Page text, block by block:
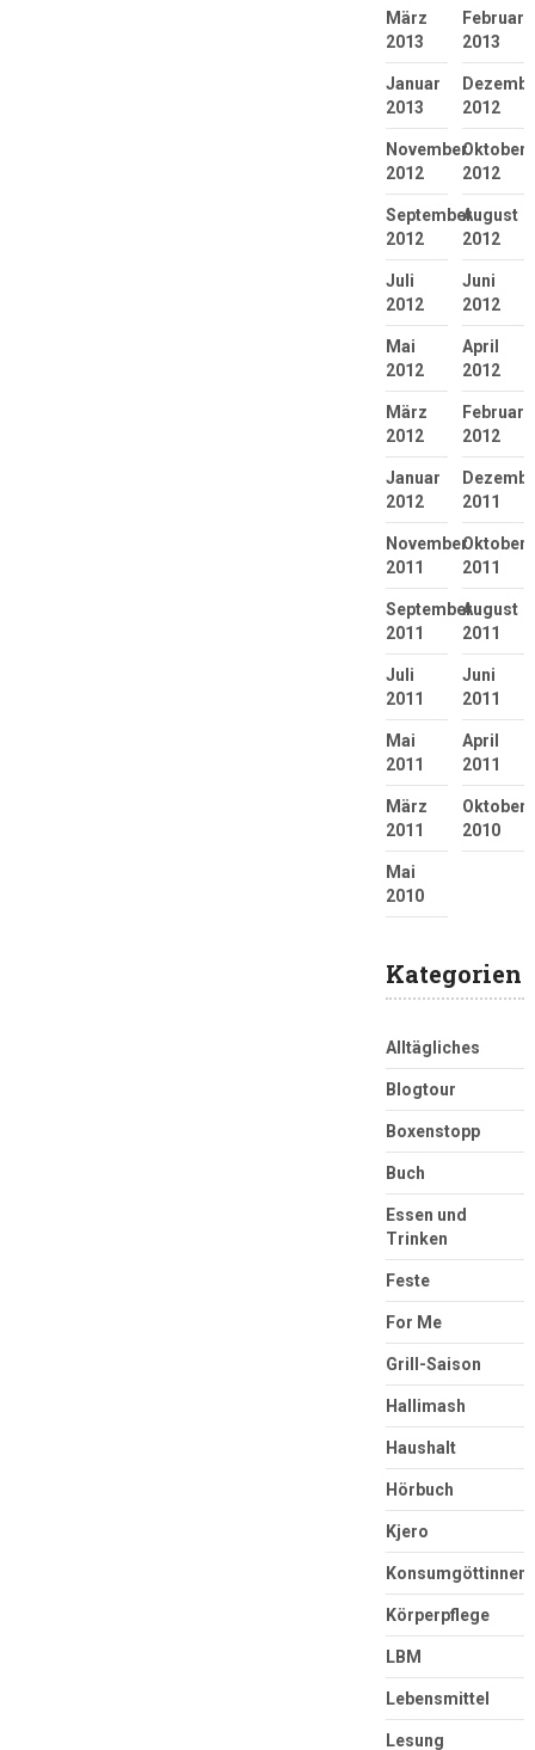
März
2013
Februar
2013
Januar
2013
2012
November
2012
Oktober
2012
September
2012
August
2012
Juli
2012
Juni
2012
Mai
2012
April
2012
März
2012
Februar
2012
Januar
2012
2011
November
2011
Oktober
2011
September
2011
August
2011
Juli
2011
Juni
2011
Mai
2011
April
2011
März
2011
Oktober
2010
Mai
2010
Kategorien
Alltägliches
Blogtour
Boxenstopp
Buch
Essen und
Trinken
Feste
For Me
Grill-Saison
Hallimash
Haushalt
Hörbuch
Kjero
Konsumgöttinnen
Körperpflege
LBM
Lebensmittel
Lesung